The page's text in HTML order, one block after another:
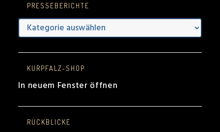
PRESSEBERICHTE
Presseberichte
KURPFALZ-SHOP
In neuem Fenster öffnen
RÜCKBLICKE